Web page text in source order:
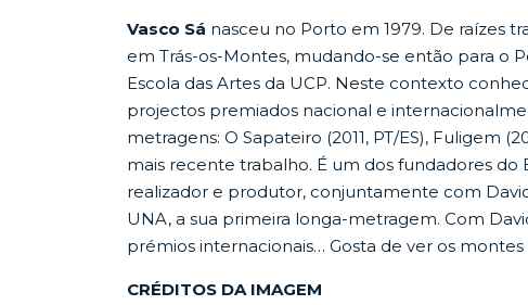
Vasco Sá nasceu no Porto em 1979. De raízes
em Trás-os-Montes, mudando-se então para o
Escola das Artes da UCP. Neste contexto
projectos premiados nacional e
metragens: O Sapateiro (2011, PT/ES), Fuligem
mais recente trabalho. É um dos fundadores
realizador e produtor, conjuntamente com
UNA, a sua primeira longa-metragem. Com
prémios internacionais… Gosta de ver os montes
CRÉDITOS DA IMAGEM